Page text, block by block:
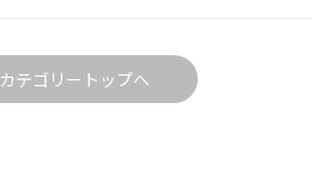
カテゴリートップへ